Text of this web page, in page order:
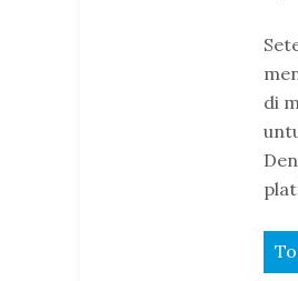
di